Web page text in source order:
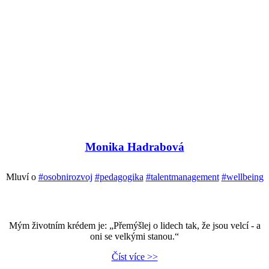
Monika Hadrabová
Mluví o #osobnirozvoj #pedagogika #talentmanagement #wellbeing
Mým životním krédem je: „Přemýšlej o lidech tak, že jsou velcí - a
oni se velkými stanou.“
Číst více >>